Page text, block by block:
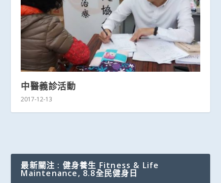
中醫義診活動
2017-12-13
最新關注 : 健身養生 Fitness & Life
Maintenance, 8.8全民健身日